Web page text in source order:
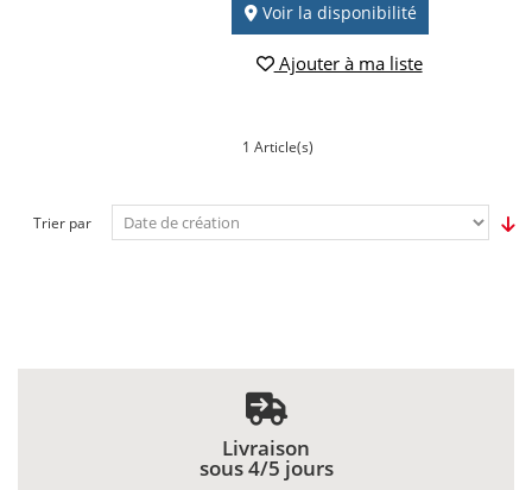
Voir la disponibilité
Ajouter à ma liste
1 Article(s)
Trier par
Livraison
sous 4/5 jours